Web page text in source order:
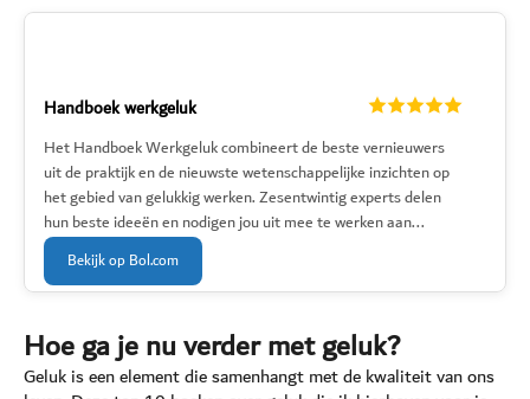
Handboek werkgeluk
Het Handboek Werkgeluk combineert de beste vernieuwers
uit de praktijk en de nieuwste wetenschappelijke inzichten op
het gebied van gelukkig werken. Zesentwintig experts delen
hun beste ideeën en nodigen jou uit mee te werken aan...
Bekijk op Bol.com
Hoe ga je nu verder met geluk?
Geluk is een element die samenhangt met de kwaliteit van ons